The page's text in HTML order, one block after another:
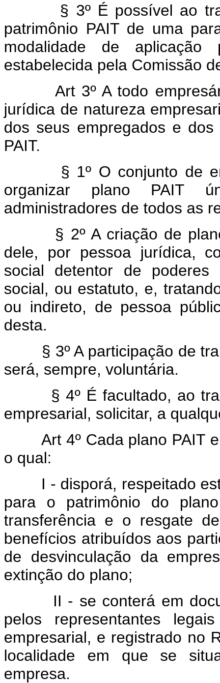
§ 3º É possível ao
patrimônio PAIT de uma
modalidade de
estabelecida pela Comissão
Art 3º A todo
jurídica de natureza
dos seus empregados e
PAIT.
§ 1º O conjunto de
organizar plano PAIT
administradores de todos as
§ 2º A criação de plano
dele, por pessoa jurídica,
social detentor de
social, ou estatuto, e,
ou indireto, de pessoa
desta.
§ 3º A participação de
será, sempre, voluntária.
§ 4º É facultado, ao
empresarial, solicitar, a
Art 4º Cada plano PAIT
o qual:
I - disporá, respeitado
para o patrimônio do
transferência e o resgate
benefícios atribuídos aos
de desvinculação da
extinção do plano;
II - se conterá em
pelos representantes
empresarial, e registrado no
localidade em que se
empresa.